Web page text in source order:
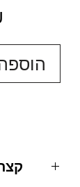
: